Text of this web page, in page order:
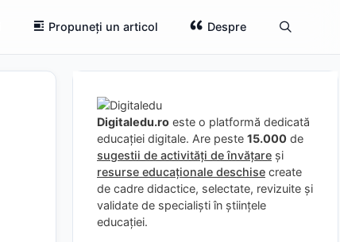
Propuneți un articol Despre
Digitaledu.ro este o platformă dedicată
educației digitale. Are peste 15.000 de
sugestii de activități de învățare și
resurse educaționale deschise create
de cadre didactice, selectate, revizuite și
validate de specialiști în științele
educației.